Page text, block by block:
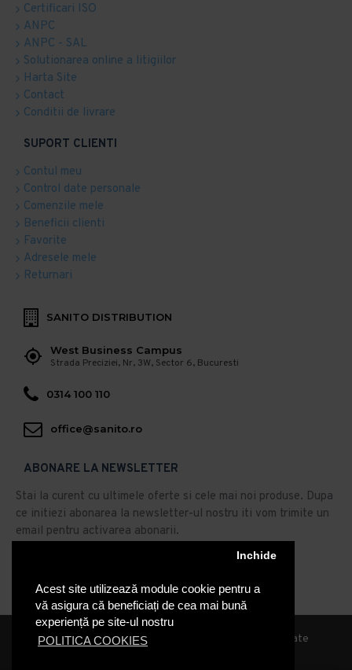
Acest site utilizează module cookie pentru a
vă asigura că beneficiați de cea mai bună
experiență pe site-ul nostru
POLITICA COOKIES
Inchide
Certificari ISO
ANPC
ANPC - SAL
Solutionarea online a litigiilor
Harta Site
Contact
Conditii de livrare
SUPORT CLIENTI
Contul meu
Control date personale
Comenzile mele
Beneficii clienti
Favorite
Adresele mele
Returnari
SANITO DISTRIBUTION
West Business Campus
Strada Preciziei, Nr, 3W, Sector 6, Bucuresti
0314 100 110
office@sanito.ro
ABONARE LA NEWSLETTER
Stai la curent cu ultimele oferte si cele mai noi produse. Dupa
ce initiezi abonarea la newsletter-ul nostru iti vom trimite un
email pentru activarea abonarii.
Abonare
Am citit şi sunt de acord cu Politica de Confidentialitate
© 2019, Sanito Distribution, Toate drepturile rezervate